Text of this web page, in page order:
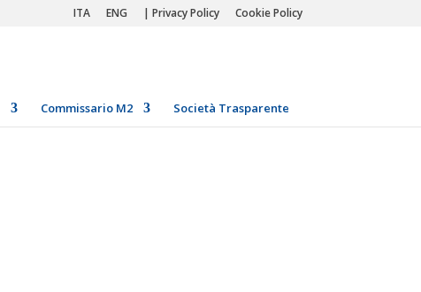
ITA ENG | Privacy Policy Cookie Policy
Commissario M2 Società Trasparente